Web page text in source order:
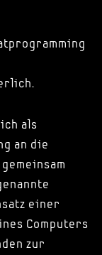
als
an die
einer
Computers
zur